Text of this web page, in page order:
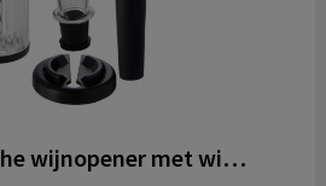
Pino elektrische wijnopener met wijnbenodigdheden